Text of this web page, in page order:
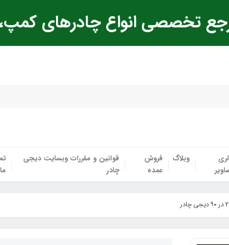
تخصصی انواع چادرهای کمپ،
وبلاگ
فروش
عمده
قوانین و مقررات وبسایت دیجی
چادر
ما